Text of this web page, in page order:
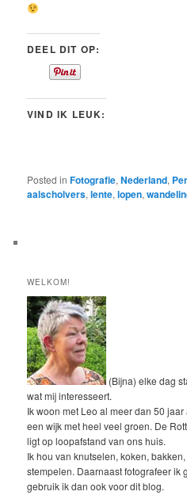
DEEL DIT OP:
VIND IK LEUK:
Posted in Fotografie,Nederland,
aalscholvers,lente,lopen,
WELKOM!
(Bijna) elke dag
wat mij interesseert.
Ik woon met Leo al meer dan 50
een wijk met heel veel groen. De
ligt op loopafstand van ons huis.
Ik hou van knutselen, koken,
stempelen. Daarnaast fotografeer ik
gebruik ik dan ook voor dit blog.